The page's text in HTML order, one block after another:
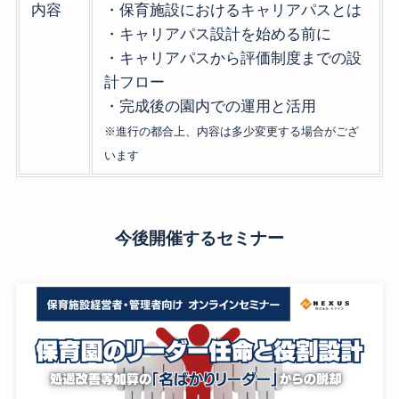
内容
・保育施設におけるキャリアパスとは
・キャリアパス設計を始める前に
・キャリアパスから評価制度までの設
計フロー
・完成後の園内での運用と活用
※進行の都合上、内容は多少変更する場合がござ
います
今後開催するセミナー